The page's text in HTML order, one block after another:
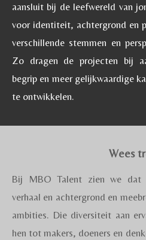
aansluit bij de leefwereld van
voor identiteit, achtergrond en
verschillende stemmen en
Zo dragen de projecten bij
begrip en meer gelijkwaardige
te ontwikkelen.
Wees
Bij MBO Talent zien we dat
verhaal en achtergrond en
ambities. Die diversiteit aan
hen tot makers, doeners en